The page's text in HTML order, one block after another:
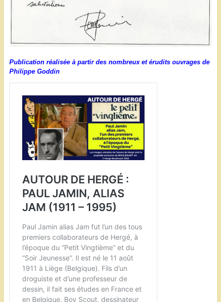
Publication réalisée à partir des nombreux et érudits ouvrages de
Philippe Goddin